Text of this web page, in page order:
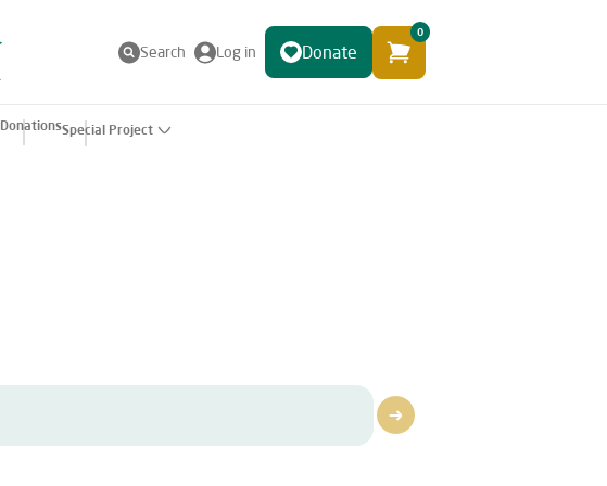
Search Log in Donate
0
DonationsSpecial Project